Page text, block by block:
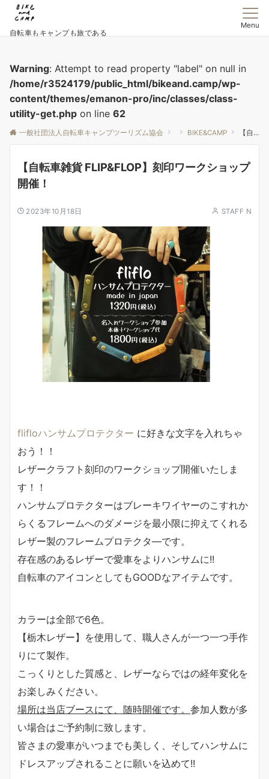
自転車もキャンプも旅である
Menu
Warning: Attempt to read property "label" on null in
/home/r3524179/public_html/bikeand.camp/wp-
content/themes/emanon-pro/inc/classes/class-
utility-get.php on line 62
一般社団法人自転車キャンプツーリズム協会 BIKE&CAMP 【自転車雑貨 FLIP&FLOP】刻印ワークショップ開催！
【自転車雑貨 FLIP&FLOP】刻印ワークショップ
開催！
2023年10月18日 STAFF N
flifloハンサムプロテクター に好きな文字を入れちゃ
おう！！
レザークラフト刻印のワークショップ開催いたしま
す！！
ハンサムプロテクターはブレーキワイヤーのこすれか
らくるフレームへのダメージを最小限に抑えてくれる
レザー製のフレームプロテクタ―です。
存在感のあるレザーで愛車をよりハンサムに!!
自転車のアイコンとしてもGOODなアイテムです。
カラーは全部で6色。
【栃木レザー】を使用して、職人さんが一つ一つ手作
りにて製作。
こっくりとした質感と、レザーならではの経年変化を
お楽しみください。
場所は当店ブースにて、随時開催です。 参加人数が多
い場合はご予約制に致します。
皆さまの愛車がいつまでも美しく、そしてハンサムに
ドレスアップされることに願いを込めて!!